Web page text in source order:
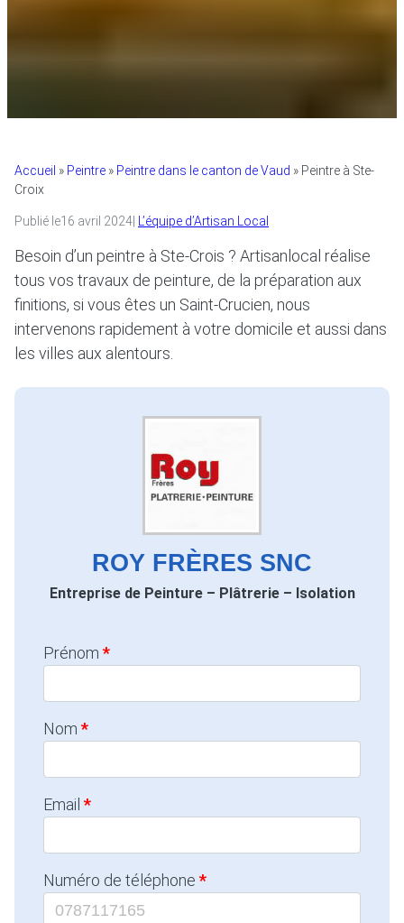
Accueil » Peintre » Peintre dans le canton de Vaud » Peintre à Ste-
Croix
Publié le16 avril 2024 L’équipe d’Artisan Local
Besoin d’un peintre à Ste-Crois ? Artisanlocal réalise
tous vos travaux de peinture, de la préparation aux
finitions, si vous êtes un Saint-Crucien, nous
intervenons rapidement à votre domicile et aussi dans
les villes aux alentours.
ROY FRÈRES SNC
Entreprise de Peinture – Plâtrerie – Isolation
Prénom
Nom
Email
Numéro de téléphone